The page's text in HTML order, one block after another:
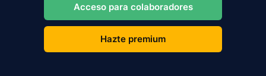
Acceso para colaboradores
Hazte premium